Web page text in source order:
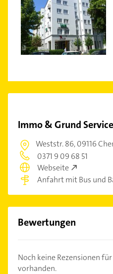
Immo & Grund
Weststr. 86,09116
0371 9 09 68 51
Webseite
Anfahrt mit Bus und
Bewertungen
Noch keine Rezensionen
vorhanden.